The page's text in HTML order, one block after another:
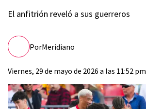
El anfitrión reveló a sus guerreros
PorMeridiano
Viernes, 29 de mayo de 2026 a las 11:52 pm